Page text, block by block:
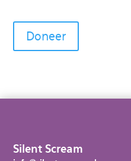
Doneer
Silent Scream